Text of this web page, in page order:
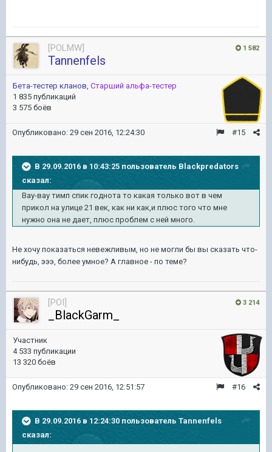
1 582
[POLMW]
Tannenfels
Бета-тестер кланов Старший альфа-тестер
1 835 публикаций
3 575 боёв
#15
Опубликовано: 29 сен 2016, 12:24:30
В 29.09.2016 в 10:43:25 пользователь Blackpredators
сказал:
Вау-вау тимп спик годнота то какая только вот в чем
прикол на улице 21 век, как ни как,и плюс того что мне
нужно она не дает, плюс проблем с ней много.
Не хочу показаться невежливым, но не могли бы вы сказать что-
нибудь, эээ, более умное? А главное - по теме?
3 214
[POI]
_BlackGarm_
Участник
4 533 публикации
13 320 боёв
#16
Опубликовано: 29 сен 2016, 12:51:57
В 29.09.2016 в 12:24:30 пользователь Tannenfels
сказал: